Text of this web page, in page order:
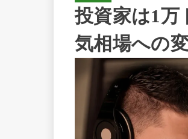
投資家は1万
気相場への